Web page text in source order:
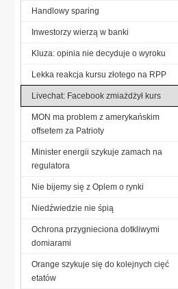
Handlowy sparing
Inwestorzy wierzą w banki
Kluza: opinia nie decyduje o wyroku
Lekka reakcja kursu złotego na RPP
Livechat: Facebook zmiażdżył kurs
MON ma problem z amerykańskim
offsetem za Patrioty
Minister energii szykuje zamach na
regulatora
Nie bijemy się z Oplem o rynki
Niedźwiedzie nie śpią
Ochrona przygnieciona dotkliwymi
domiarami
Orange szykuje się do kolejnych cięć
etatów